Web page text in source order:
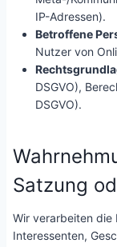
IP-Adressen).
Betroffene
Nutzer von
DSGVO),
DSGVO).
Satzung
Wir verarbeiten die
Interessenten,